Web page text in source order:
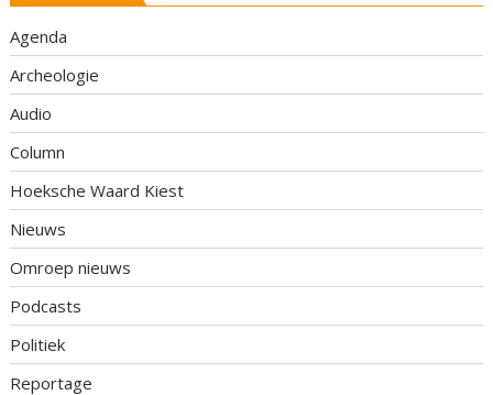
Agenda
Archeologie
Audio
Column
Hoeksche Waard Kiest
Nieuws
Omroep nieuws
Podcasts
Politiek
Reportage